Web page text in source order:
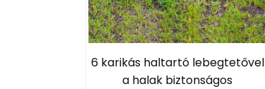
6 karikás haltartó lebegtetővel
a halak biztonságos